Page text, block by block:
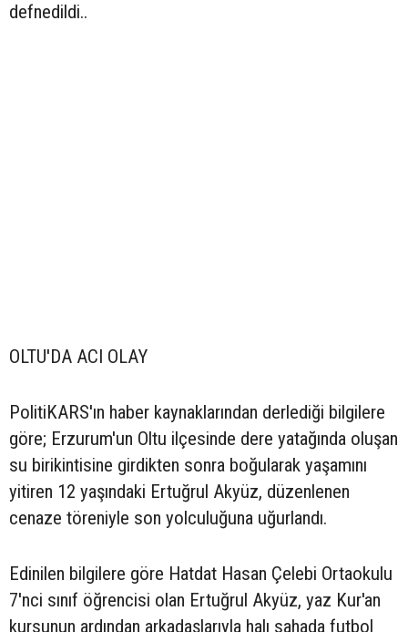
defnedildi..
OLTU'DA ACI OLAY
PolitiKARS'ın haber kaynaklarından derlediği bilgilere
göre; Erzurum'un Oltu ilçesinde dere yatağında oluşan
su birikintisine girdikten sonra boğularak yaşamını
yitiren 12 yaşındaki Ertuğrul Akyüz, düzenlenen
cenaze töreniyle son yolculuğuna uğurlandı.
Edinilen bilgilere göre Hatdat Hasan Çelebi Ortaokulu
7'nci sınıf öğrencisi olan Ertuğrul Akyüz, yaz Kur'an
kursunun ardından arkadaşlarıyla halı sahada futbol